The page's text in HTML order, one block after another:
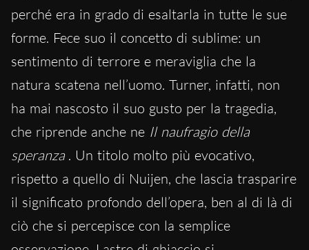
perché era in grado di esaltarla in tutte le sue
forme. Fece suo il concetto di sublime: un
sentimento di terrore e meraviglia che la
natura scatena nell’uomo. Turner, infatti, non
ha mai nascosto il suo gusto per la tragedia,
che riprende anche ne Il naufragio della
speranza . Un titolo molto più evocativo,
rispetto a quello di Nuijen, che lascia trasparire
il significato profondo dell’opera, ben al di là di
ciò che si percepisce con la semplice